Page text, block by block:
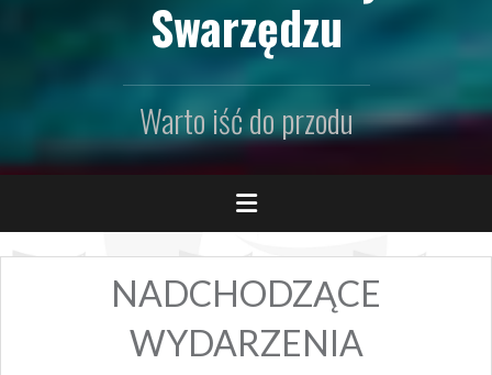
Swarzędzu
Warto iść do przodu
NADCHODZĄCE
WYDARZENIA